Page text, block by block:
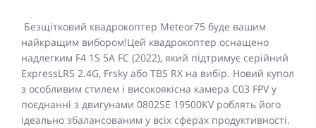
Безщітковий квадрокоптер Meteor75 буде вашим
найкращим вибором!Цей квадрокоптер оснащено
надлегким F4 1S 5A FC (2022), який підтримує серійний
ExpressLRS 2.4G, Frsky або TBS RX на вибір. Новий купол
з особливим стилем і високоякісна камера C03 FPV у
поєднанні з двигунами 0802SE 19500KV роблять його
ідеально збалансованим у всіх сферах продуктивності.